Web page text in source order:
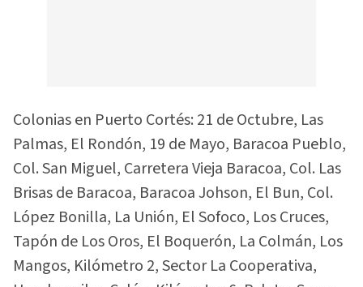
Colonias en Puerto Cortés: 21 de Octubre, Las
Palmas, El Rondón, 19 de Mayo, Baracoa Pueblo,
Col. San Miguel, Carretera Vieja Baracoa, Col. Las
Brisas de Baracoa, Baracoa Johson, El Bun, Col.
López Bonilla, La Unión, El Sofoco, Los Cruces,
Tapón de Los Oros, El Boquerón, La Colmán, Los
Mangos, Kilómetro 2, Sector La Cooperativa,